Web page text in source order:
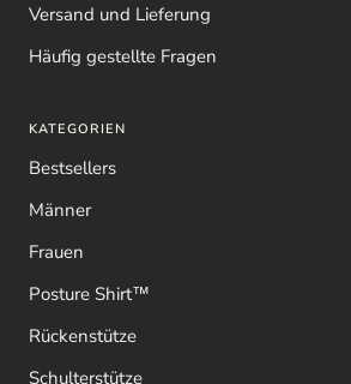
Versand und Lieferung
Häufig gestellte Fragen
KATEGORIEN
Bestsellers
Männer
Frauen
Posture Shirt™
Rückenstütze
Schulterstütze